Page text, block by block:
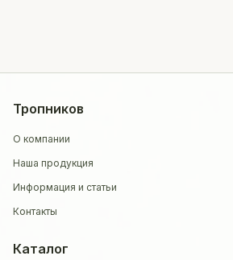
Тропников
О компании
Наша продукция
Информация и статьи
Контакты
Каталог